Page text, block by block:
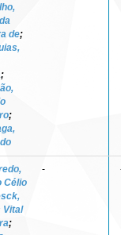
de;
;
;
Célio
Vital
;
-